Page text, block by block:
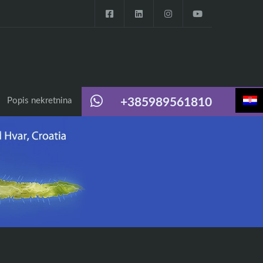
+385989561810
Popis nekretnina